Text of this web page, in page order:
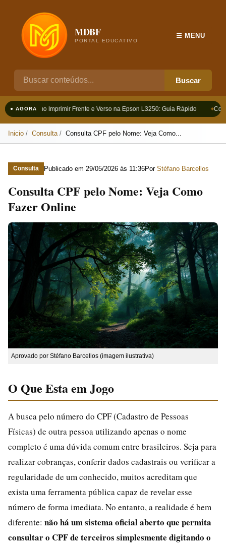
MDBF
PORTAL EDUCATIVO
Buscar
☰ MENU
● AGORAComo Imprimir Frente e Verso na Epson L3250: Guia Rápido
Inicio Consulta Consulta CPF pelo Nome: Veja Como...
Consulta Publicado em 29/05/2026 às 11:36Por Stéfano Barcellos
Consulta CPF pelo Nome: Veja Como
Fazer Online
Aprovado por Stéfano Barcellos (imagem ilustrativa)
O Que Esta em Jogo
A busca pelo número do CPF (Cadastro de Pessoas
Físicas) de outra pessoa utilizando apenas o nome
completo é uma dúvida comum entre brasileiros. Seja para
realizar cobranças, conferir dados cadastrais ou verificar a
regularidade de um conhecido, muitos acreditam que
exista uma ferramenta pública capaz de revelar esse
número de forma imediata. No entanto, a realidade é bem
diferente: não há um sistema oficial aberto que permita
consultar o CPF de terceiros simplesmente digitando o